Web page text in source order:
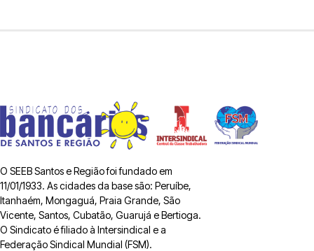
O SEEB Santos e Região foi fundado em
11/01/1933. As cidades da base são: Peruíbe,
Itanhaém, Mongaguá, Praia Grande, São
Vicente, Santos, Cubatão, Guarujá e Bertioga.
O Sindicato é filiado à Intersindical e a
Federação Sindical Mundial (FSM).